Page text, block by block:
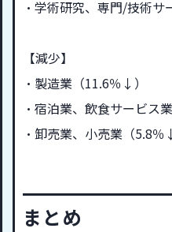
・学術研究、専門/技術
【減少】
・製造業（11.6％↓）
・宿泊業、飲食サービス
・卸売業、小売業（5.8％
まとめ